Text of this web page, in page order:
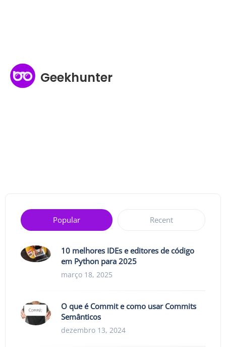
Geekhunter
Popular Recent
10 melhores IDEs e editores de código
em Python para 2025
março 18, 2025
O que é Commit e como usar Commits
Semânticos
dezembro 13, 2024